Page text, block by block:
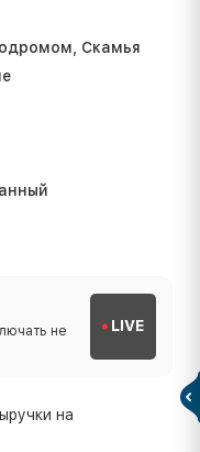
Скамья
не
LIVE
на